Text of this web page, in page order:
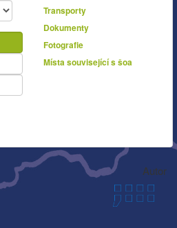
Transporty
Dokumenty
Fotografie
Místa související s šoa
Autor